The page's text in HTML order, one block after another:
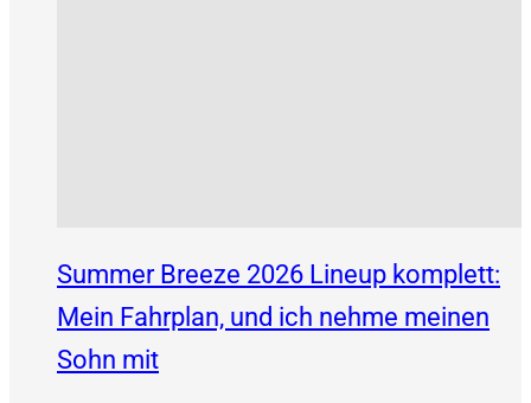
Summer Breeze 2026 Lineup komplett:
Mein Fahrplan, und ich nehme meinen
Sohn mit